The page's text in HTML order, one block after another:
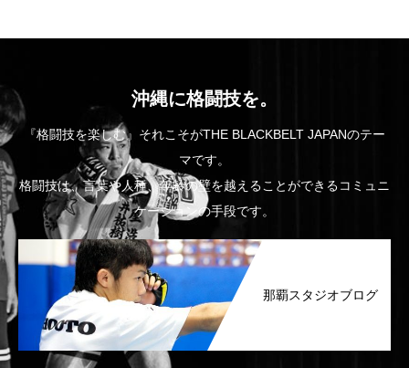
沖縄に格闘技を。
『格闘技を楽しむ』それこそがTHE BLACKBELT JAPANのテー
マです。
格闘技は、言葉や人種、年齢の壁を越えることができるコミュニ
ケーションの手段です。
那覇スタジオブログ